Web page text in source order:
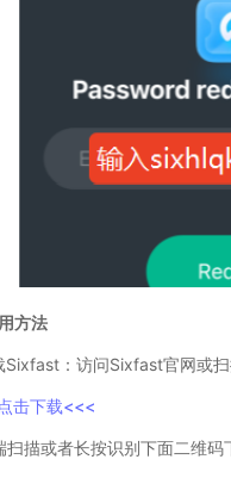
方法
Sixfast：访问Sixfast官网或扫
击下载<<<
扫描或者长按识别下面二维码